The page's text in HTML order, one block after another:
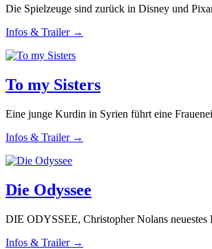
Die Spielzeuge sind zurück in Disney und
Infos & Trailer →
To my Sisters
Eine junge Kurdin in Syrien führt eine
Infos & Trailer →
Die Odyssee
DIE ODYSSEE, Christopher Nolans neuestes
Infos & Trailer →